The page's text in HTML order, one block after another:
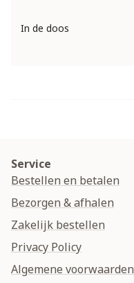
In de doos
Service
Bestellen en betalen
Bezorgen & afhalen
Zakelijk bestellen
Privacy Policy
Algemene voorwaarden